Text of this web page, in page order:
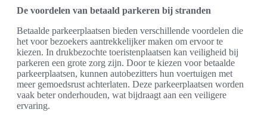
De voordelen van betaald parkeren bij stranden
Betaalde parkeerplaatsen bieden verschillende voordelen die
het voor bezoekers aantrekkelijker maken om ervoor te
kiezen. In drukbezochte toeristenplaatsen kan veiligheid bij
parkeren een grote zorg zijn. Door te kiezen voor betaalde
parkeerplaatsen, kunnen autobezitters hun voertuigen met
meer gemoedsrust achterlaten. Deze parkeerplaatsen worden
vaak beter onderhouden, wat bijdraagt aan een veiligere
ervaring.